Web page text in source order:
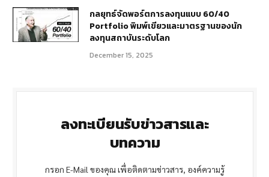
กลยุทธ์จัดพอร์ตการลงทุนแบบ 60/40
Portfolio พิมพ์เขียวและมาตรฐานของนัก
ลงทุนสถาบันระดับโลก
December 15, 2025
ลงทะเบียนรับข่าวสารและ
บทความ
กรอก E-Mail ของคุณ เพื่อติดตามข่าวสาร, องค์ความรู้